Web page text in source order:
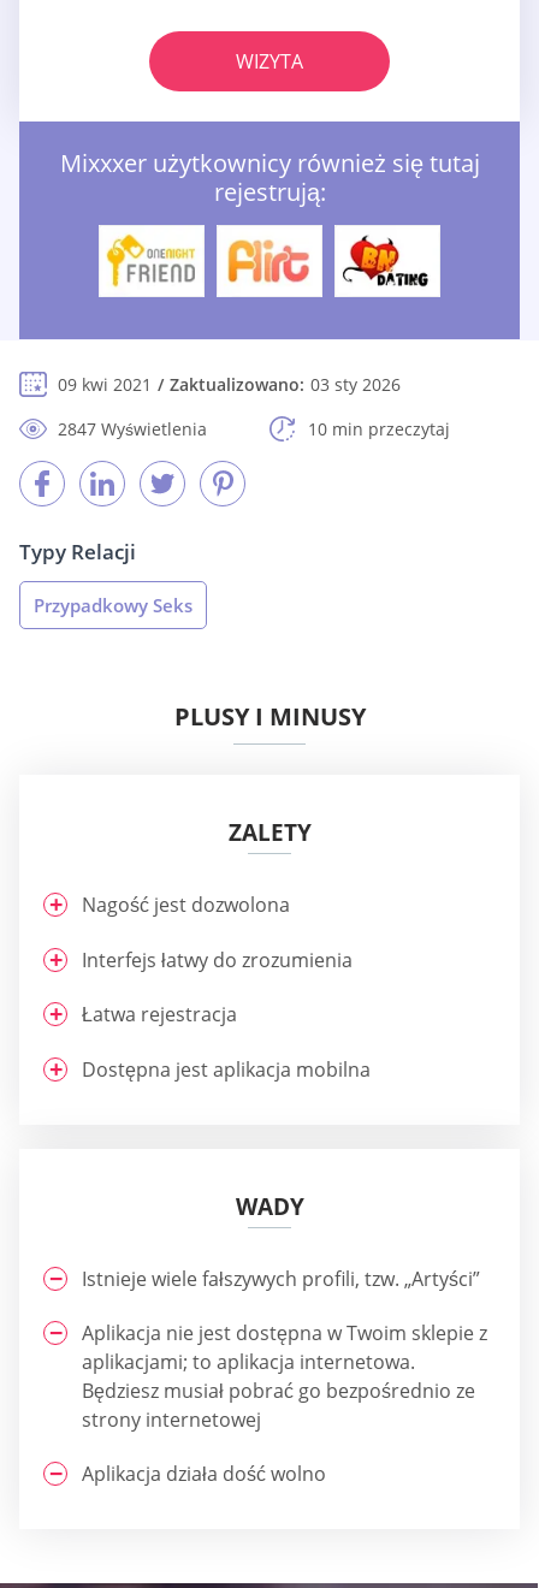
WIZYTA
Mixxxer użytkownicy również się tutaj
rejestrują:
09 kwi 2021 Zaktualizowano: 03 sty 2026
2847 Wyświetlenia
10 min przeczytaj
Typy Relacji
Przypadkowy Seks
PLUSY I MINUSY
ZALETY
Nagość jest dozwolona
Interfejs łatwy do zrozumienia
Łatwa rejestracja
Dostępna jest aplikacja mobilna
WADY
Istnieje wiele fałszywych profili, tzw. „Artyści”
Aplikacja nie jest dostępna w Twoim sklepie z
aplikacjami; to aplikacja internetowa.
Będziesz musiał pobrać go bezpośrednio ze
strony internetowej
Aplikacja działa dość wolno